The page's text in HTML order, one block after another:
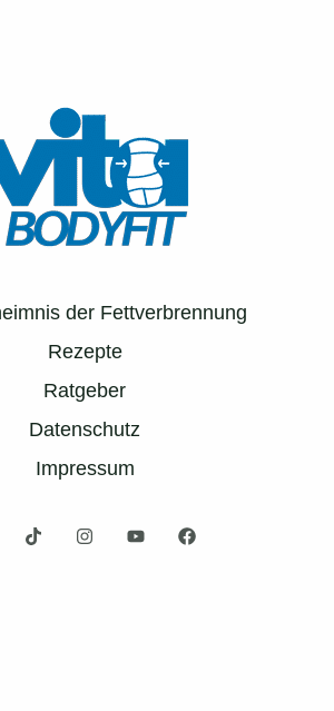
der Fettverbrennung
Rezepte
Ratgeber
Datenschutz
Impressum